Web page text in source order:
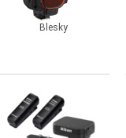
Blesky